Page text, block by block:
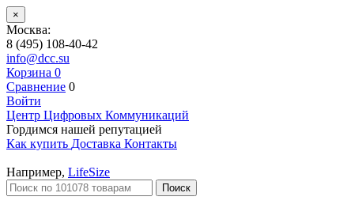
×
Москва:
8 (495) 108-40-42
info@dcc.su
Корзина 0
Сравнение 0
Войти
Центр Цифровых Коммуникаций
Гордимся нашей репутацией
Как купить Доставка Контакты
Например, LifeSize
Поиск